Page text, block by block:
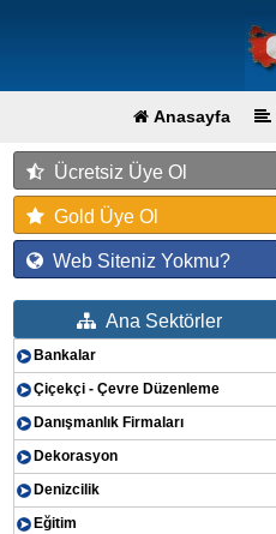
Anasayfa
Ücretsiz Üye Ol
Gold Üye Ol
Web Siteniz Yokmu?
Ana Sektörler
Bankalar
Çiçekçi - Çevre Düzenleme
Danışmanlık Firmaları
Dekorasyon
Denizcilik
Eğitim